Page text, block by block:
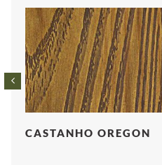
CASTANHO OREGON